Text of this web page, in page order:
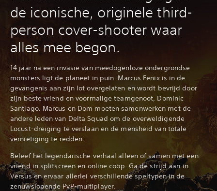
de iconische, originele third-
person cover-shooter waar
alles mee begon.
‎14 jaar na een invasie van meedogenloze ondergrondse
monsters ligt de planeet in puin. Marcus Fenix is in de
gevangenis aan zijn lot overgelaten en wordt bevrijd door
zijn beste vriend en voormalige teamgenoot, Dominic
Santiago. Marcus en Dom moeten samenwerken met de
andere leden van Delta Squad om de overweldigende
Locust-dreiging te verslaan en de mensheid van totale
vernietiging te redden.
Beleef het legendarische verhaal alleen of samen met een
vriend in splitscreen en online coöp. Ga de strijd aan in
Versus en ervaar allerlei verschillende speltypen in de
zenuwslopende PvP-multiplayer.